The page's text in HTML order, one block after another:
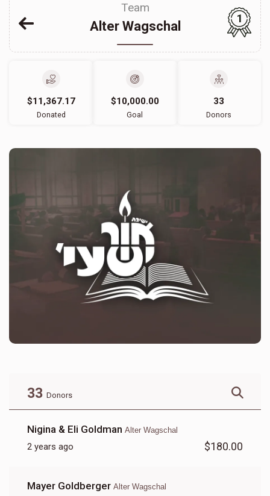
Team
Alter Wagschal
1
$11,367.17
Donated
$10,000.00
Goal
33
Donors
33 Donors
Nigina & Eli Goldman Alter Wagschal
2 years ago $180.00
Mayer Goldberger Alter Wagschal